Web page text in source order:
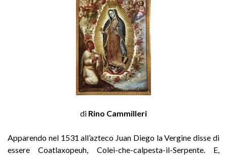
di Rino Cammilleri
Apparendo nel 1531 all’azteco Juan Diego la Vergine disse di
essere Coatlaxopeuh, Colei-che-calpesta-il-Serpente. E,